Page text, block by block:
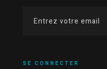
SE CONNECTER